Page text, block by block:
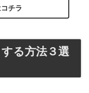
チラ
る方法３選